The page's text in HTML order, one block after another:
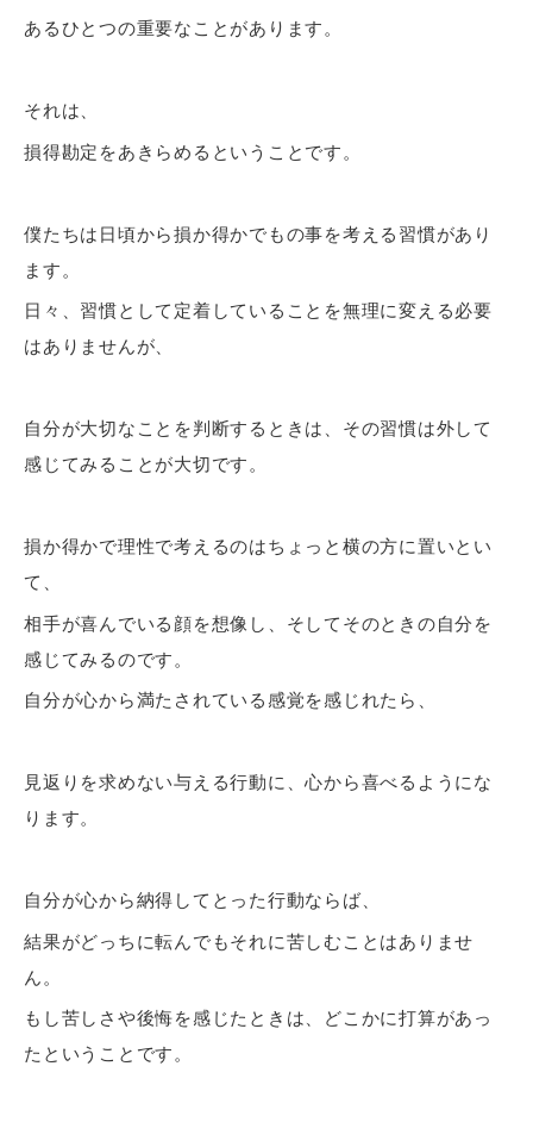
あるひとつの重要なことがあります。
それは、
損得勘定をあきらめるということです。
僕たちは日頃から損か得かでもの事を考える習慣があり
ます。
日々、習慣として定着していることを無理に変える必要
はありませんが、
自分が大切なことを判断するときは、その習慣は外して
感じてみることが大切です。
損か得かで理性で考えるのはちょっと横の方に置いとい
て、
相手が喜んでいる顔を想像し、そしてそのときの自分を
感じてみるのです。
自分が心から満たされている感覚を感じれたら、
見返りを求めない与える行動に、心から喜べるようにな
ります。
自分が心から納得してとった行動ならば、
結果がどっちに転んでもそれに苦しむことはありませ
ん。
もし苦しさや後悔を感じたときは、どこかに打算があっ
たということです。